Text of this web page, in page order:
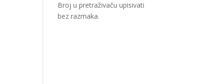
Broj u pretraživaču upisivati
bez razmaka.